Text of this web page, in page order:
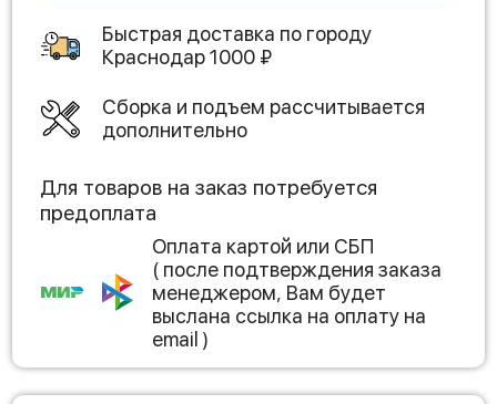
Быстрая доставка по городу
Краснодар1000 ₽
Сборка и подъем рассчитывается
дополнительно
Для товаров на заказ потребуется
предоплата
Оплата картой или СБП
( после подтверждения заказа
менеджером, Вам будет
выслана ссылка на оплату на
email )